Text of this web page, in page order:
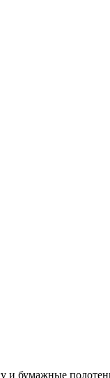
и бумажные